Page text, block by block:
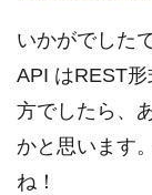
いかがでした
API はREST
方でしたら、
かと思います
ね！